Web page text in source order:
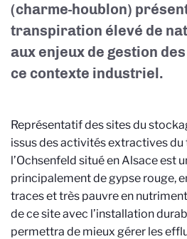
(charme-houblon)
transpiration élevé de
aux enjeux de gestion
ce contexte industriel.
Représentatif des sites du
issus des activités extractives du
l’Ochsenfeld situé en Alsace est
principalement de gypse rouge,
traces et très pauvre en
de ce site avec l’installation
permettra de mieux gérer les